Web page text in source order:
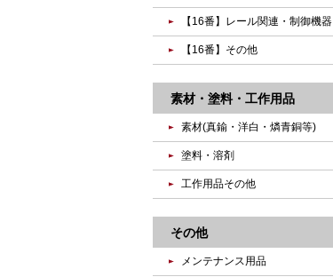
【16番】レール関連・制御機器
【16番】その他
素材・塗料・工作用品
素材(真鍮・洋白・燐青銅等)
塗料・溶剤
工作用品その他
その他
メンテナンス用品